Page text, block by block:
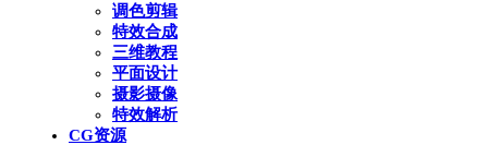
调色剪辑
特效合成
三维教程
平面设计
摄影摄像
特效解析
CG资源